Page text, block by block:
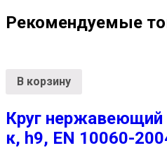
Рекомендуемые
В корзину
Круг
к, h9, EN 10060-